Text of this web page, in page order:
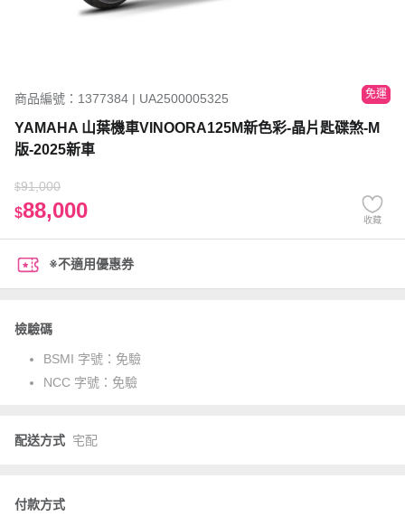
商品編號：1377384 | UA2500005325 免運
YAMAHA 山葉機車VINOORA125M新色彩-晶片匙碟煞-M
版-2025新車
$91,000
$88,000 收藏
※不適用優惠券
檢驗碼
BSMI 字號： 免驗
NCC 字號： 免驗
配送方式 宅配
付款方式